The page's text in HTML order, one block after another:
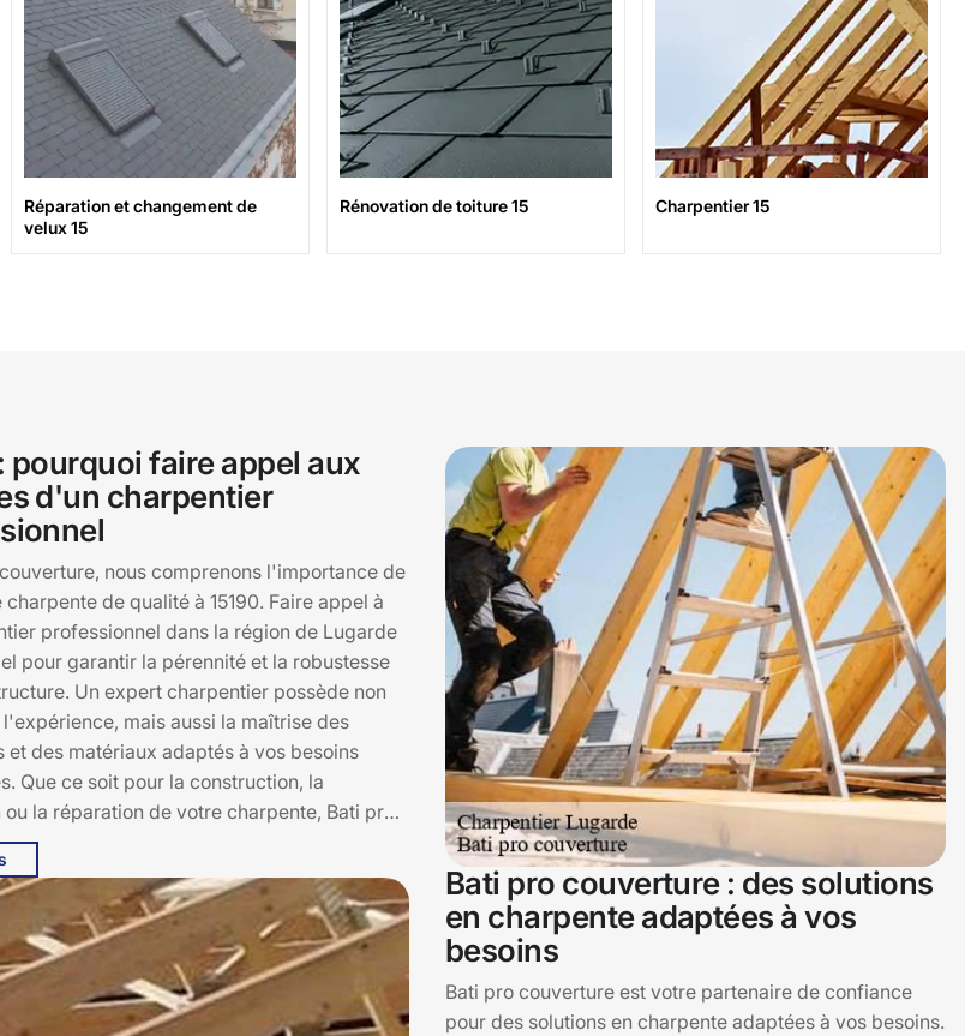
Réparation et changement de
velux 15
Rénovation de toiture 15 Charpentier 15
pourquoi faire appel aux
d'un charpentier
nous comprenons l'importance de
de qualité à 15190. Faire appel à
professionnel dans la région de Lugarde
pour garantir la pérennité et la robustesse
Un expert charpentier possède non
mais aussi la maîtrise des
et des matériaux adaptés à vos besoins
Que ce soit pour la construction, la
ou la réparation de votre charpente, Bati pro
à fournir un service personnalisé et
À 15190, la sécurité et la durabilité de
largement de la compétence de
En choisissant Bati pro couverture,
de l'expertise d'artisans qualifiés qui
détail, de la conception à la réalisation.
risque et faites confiance à des
Bati pro couverture : des solutions
en charpente adaptées à vos
besoins
Bati pro couverture est votre partenaire de confiance
pour des solutions en charpente adaptées à vos besoins.